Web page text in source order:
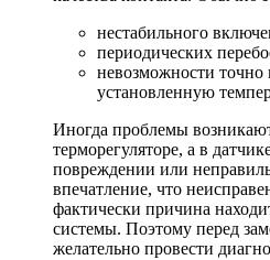
нестабильного
периодических
невозможности точно
установленную
Иногда проблемы
терморегуляторе, а в
повреждении или
впечатление, что
фактически причина
системы. Поэтому перед
желательно провести